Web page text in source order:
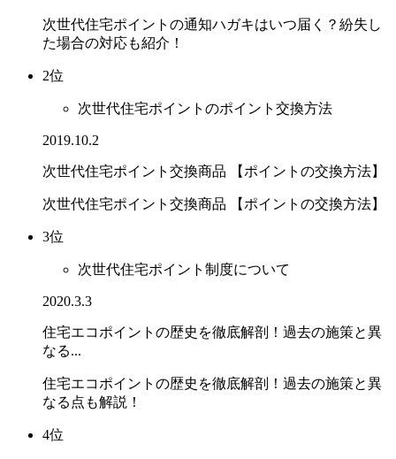
次世代住宅ポイントの通知ハガキはいつ届く？紛失し
た場合の対応も紹介！
2位
次世代住宅ポイントのポイント交換方法
2019.10.2
次世代住宅ポイント交換商品 【ポイントの交換方法】
次世代住宅ポイント交換商品 【ポイントの交換方法】
3位
次世代住宅ポイント制度について
2020.3.3
住宅エコポイントの歴史を徹底解剖！過去の施策と異
なる...
住宅エコポイントの歴史を徹底解剖！過去の施策と異
なる点も解説！
4位